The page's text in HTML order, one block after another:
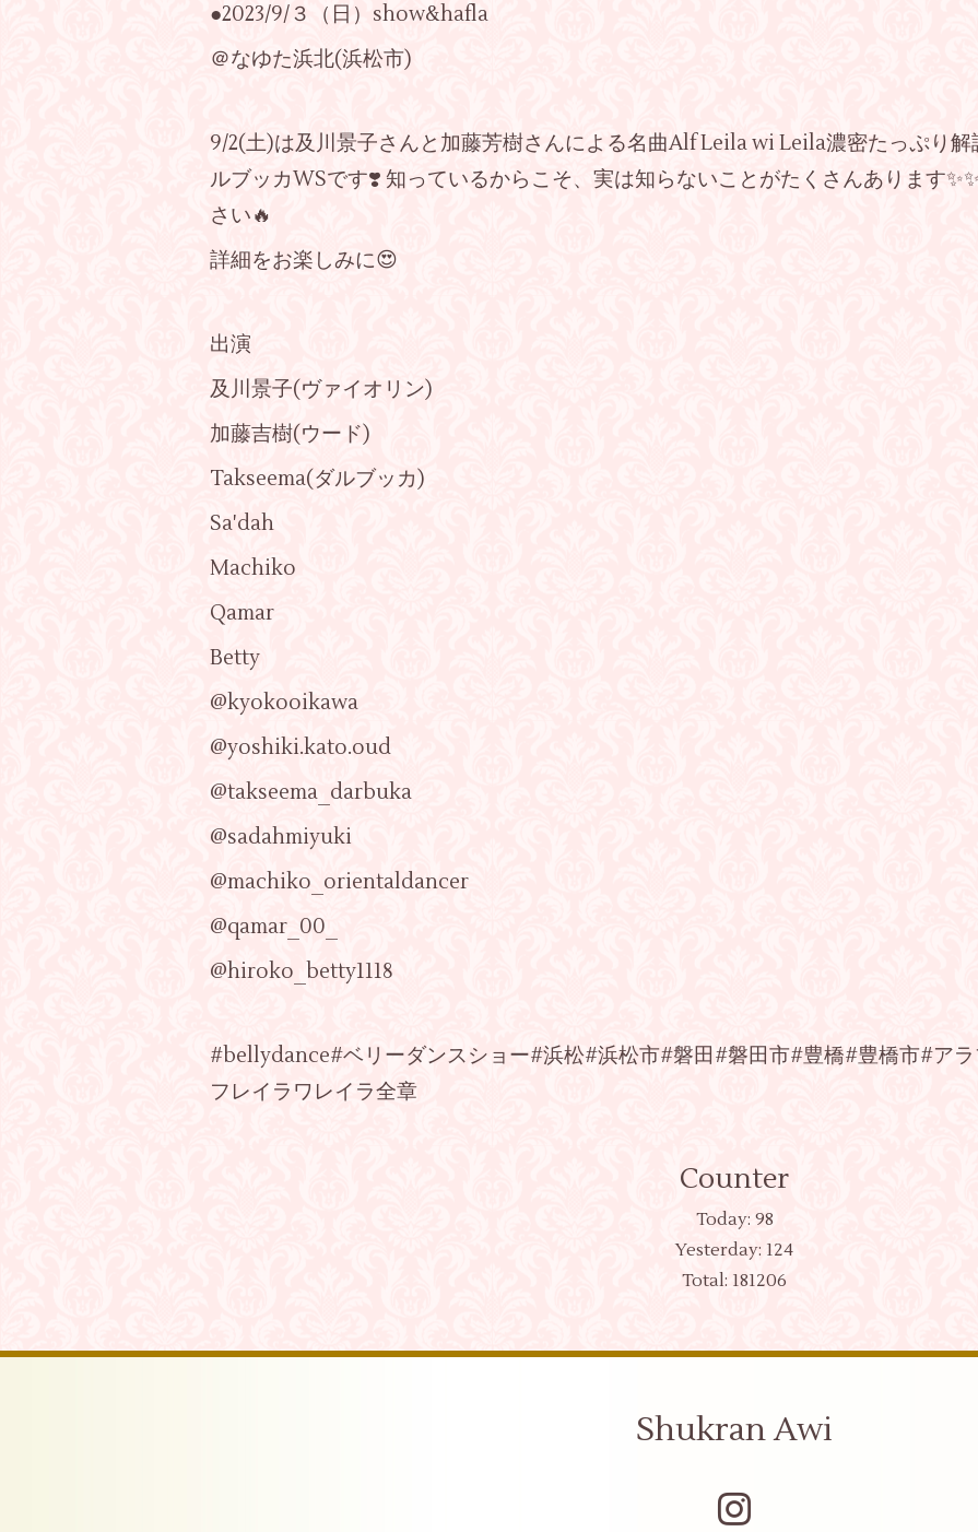
●2023/9/３（日）show&hafla
＠なゆた浜北(浜松市)
9/2(土)は及川景子さんと加藤芳樹さんによる名曲Alf Leila wi Leila濃密たっぷり
ルブッカWSです❣️ 知っているからこそ、実は知らないことがたくさんあります
さい🔥
詳細をお楽しみに😍
出演
及川景子(ヴァイオリン)
加藤吉樹(ウード)
Takseema(ダルブッカ)
Sa'dah
Machiko
Qamar
Betty
@kyokooikawa
@yoshiki.kato.oud
@takseema_darbuka
@sadahmiyuki
@machiko_orientaldancer
@qamar_00_
@hiroko_betty1118
#bellydance#ベリーダンスショー#浜松#浜松市#磐田#磐田市#豊橋#豊橋市#ア
フレイラワレイラ全章
Counter
Today: 98
Yesterday: 124
Total: 181206
Shukran Awi